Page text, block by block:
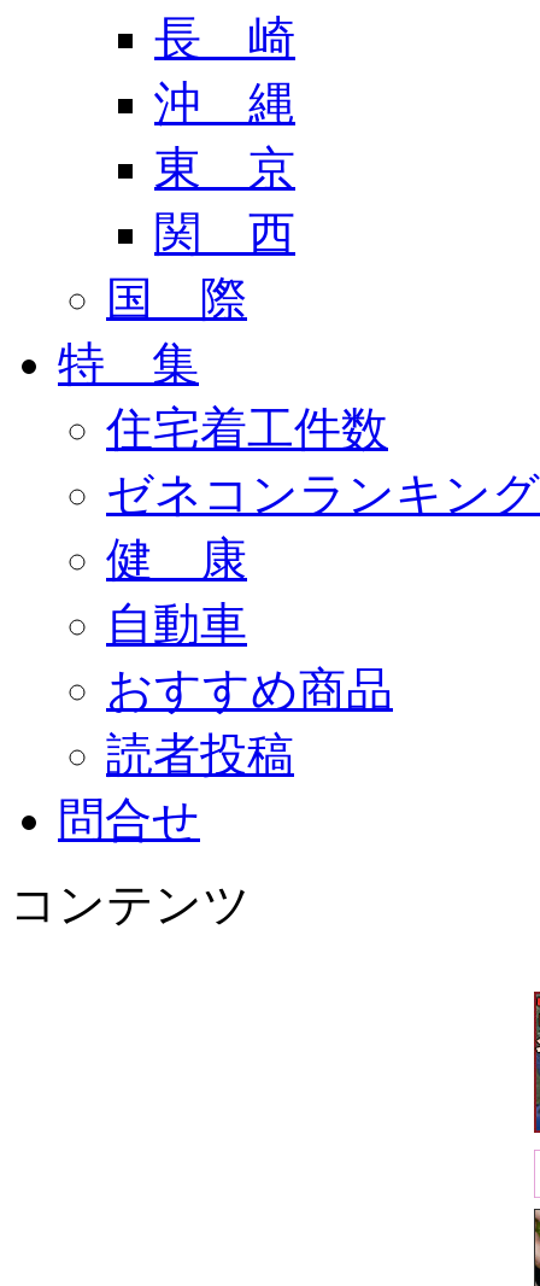
長 崎
沖 縄
東 京
関 西
国 際
特 集
住宅着工件数
ゼネコンランキング
健 康
自動車
おすすめ商品
読者投稿
問合せ
コンテンツ